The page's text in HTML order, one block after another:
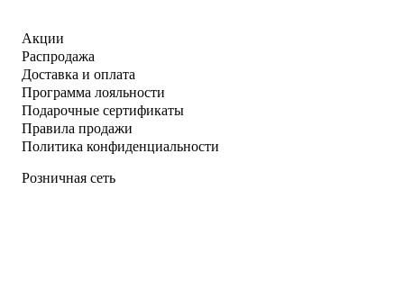
Акции
Распродажа
Доставка и оплата
Программа лояльности
Подарочные сертификаты
Правила продажи
Политика конфиденциальности
Розничная сеть